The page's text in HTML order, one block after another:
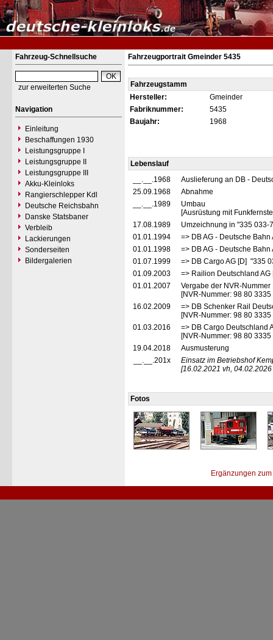
Fahrzeug-Schnellsuche
zur erweiterten Suche
Navigation
Einleitung
Beschaffungen 1930
Leistungsgruppe I
Leistungsgruppe II
Leistungsgruppe III
Akku-Kleinloks
Rangierschlepper Kdl
Deutsche Reichsbahn
Danske Statsbaner
Verbleib
Lackierungen
Sonderseiten
Bildergalerien
Fahrzeugportrait Gmeinder 5435
Fahrzeugstamm
Hersteller:
Gmeinder
Fabriknummer:
5435
Baujahr:
1968
Lebenslauf
__.__.1968
Auslieferung an DB -
25.09.1968
Abnahme
__.__.1989
Umbau
[Ausrüstung mit
17.08.1989
Umzeichnung in "335 033-
01.01.1994
=> DB AG - Deutsche
01.01.1998
=> DB AG - Deutsche
01.07.1999
=> DB Cargo AG [D] "335
01.09.2003
=> Railion Deutschland
01.01.2007
Vergabe der NVR-Nummer
[NVR-Nummer: 98 80
16.02.2009
=> DB Schenker Rail
[NVR-Nummer: 98 80
01.03.2016
=> DB Cargo Deutschland
[NVR-Nummer: 98 80
19.04.2018
Ausmusterung
__.__.201x
Einsatz im Betriebshof
[16.02.2021 vh, 04.02.2026
Fotos
Ergänzungen